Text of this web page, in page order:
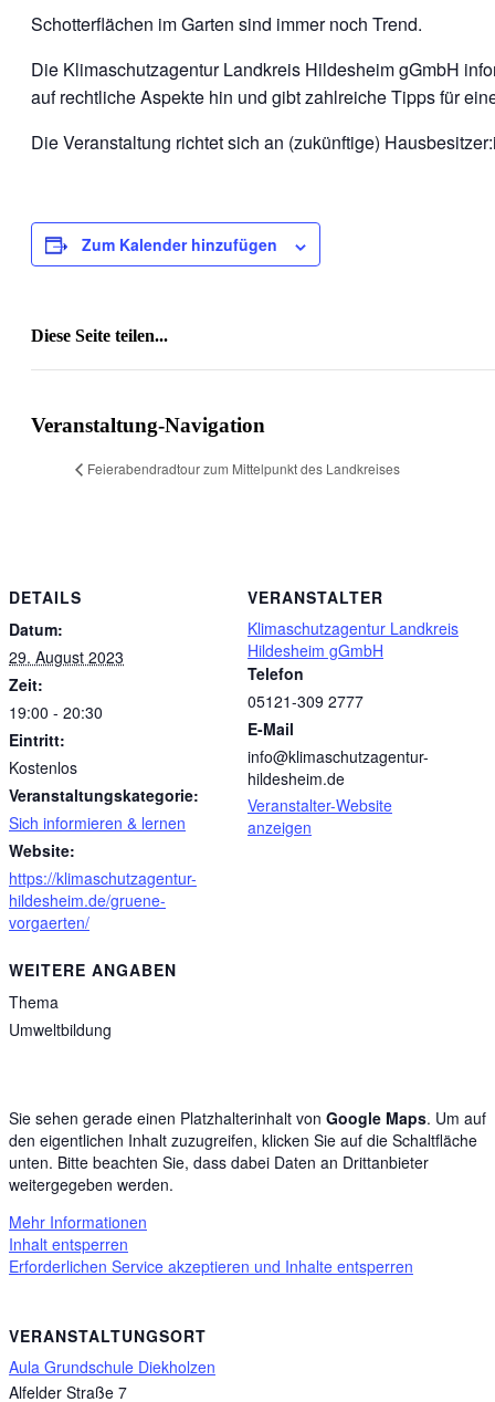
Schotterflächen im Garten sind immer noch Trend.
Die Klimaschutzagentur Landkreis Hildesheim gGmbH
auf rechtliche Aspekte hin und gibt zahlreiche Tipps für
Die Veranstaltung richtet sich an (zukünftige)
Zum Kalender hinzufügen
Diese Seite teilen...
Veranstaltung-Navigation
Feierabendradtour zum Mittelpunkt des Landkreises
DETAILS
Datum:
29. August 2023
Zeit:
19:00 - 20:30
Eintritt:
Kostenlos
Veranstaltungskategorie:
Sich informieren & lernen
Website:
https://klimaschutzagentur-
hildesheim.de/gruene-
vorgaerten/
VERANSTALTER
Klimaschutzagentur Landkreis
Hildesheim gGmbH
Telefon
05121-309 2777
E-Mail
info@klimaschutzagentur-
hildesheim.de
Veranstalter-Website
anzeigen
WEITERE ANGABEN
Thema
Umweltbildung
VERANSTALTUNGSORT
Aula Grundschule Diekholzen
Alfelder Straße 7
Sie sehen gerade einen Platzhalterinhalt von Google Maps. Um auf
den eigentlichen Inhalt zuzugreifen, klicken Sie auf die Schaltfläche
unten. Bitte beachten Sie, dass dabei Daten an Drittanbieter
weitergegeben werden.
Mehr Informationen
Inhalt entsperren
Erforderlichen Service akzeptieren und Inhalte entsperren